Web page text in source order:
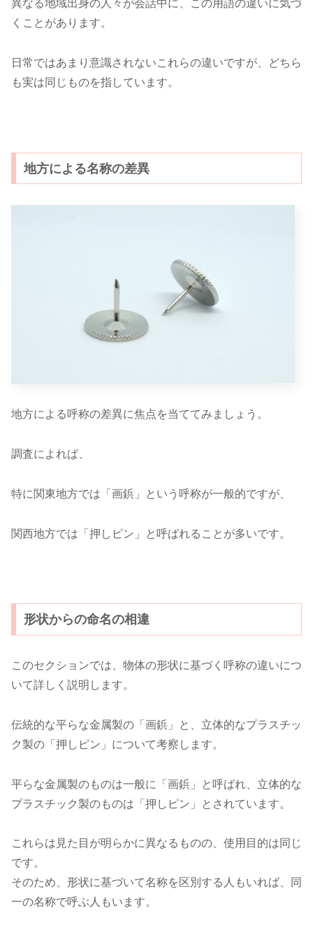
異なる地域出身の人々が会話中に、この用語の違いに気づ
くことがあります。
日常ではあまり意識されないこれらの違いですが、どちら
も実は同じものを指しています。
地方による名称の差異
地方による呼称の差異に焦点を当ててみましょう。
調査によれば、
特に関東地方では「画鋲」という呼称が一般的ですが、
関西地方では「押しピン」と呼ばれることが多いです。
形状からの命名の相違
このセクションでは、物体の形状に基づく呼称の違いにつ
いて詳しく説明します。
伝統的な平らな金属製の「画鋲」と、立体的なプラスチッ
ク製の「押しピン」について考察します。
平らな金属製のものは一般に「画鋲」と呼ばれ、立体的な
プラスチック製のものは「押しピン」とされています。
これらは見た目が明らかに異なるものの、使用目的は同じ
です。
そのため、形状に基づいて名称を区別する人もいれば、同
一の名称で呼ぶ人もいます。